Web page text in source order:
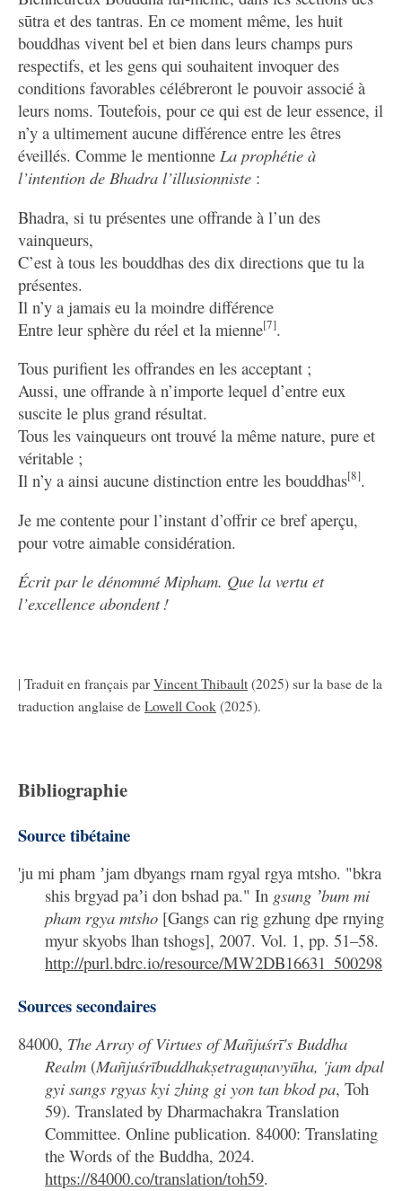
sūtra et des tantras. En ce moment même, les huit
bouddhas vivent bel et bien dans leurs champs purs
respectifs, et les gens qui souhaitent invoquer des
conditions favorables célébreront le pouvoir associé à
leurs noms. Toutefois, pour ce qui est de leur essence, il
n’y a ultimement aucune différence entre les êtres
éveillés. Comme le mentionne La prophétie à
l’intention de Bhadra l’illusionniste :
Bhadra, si tu présentes une offrande à l’un des
vainqueurs,
C’est à tous les bouddhas des dix directions que tu la
présentes.
Il n’y a jamais eu la moindre différence
Entre leur sphère du réel et la mienne[7].
Tous purifient les offrandes en les acceptant ;
Aussi, une offrande à n’importe lequel d’entre eux
suscite le plus grand résultat.
Tous les vainqueurs ont trouvé la même nature, pure et
véritable ;
Il n’y a ainsi aucune distinction entre les bouddhas[8].
Je me contente pour l’instant d’offrir ce bref aperçu,
pour votre aimable considération.
Écrit par le dénommé Mipham. Que la vertu et
l’excellence abondent !
| Traduit en français par Vincent Thibault (2025) sur la base de la
traduction anglaise de Lowell Cook (2025).
Bibliographie
Source tibétaine
'ju mi pham ʼjam dbyangs rnam rgyal rgya mtsho. "bkra
shis brgyad paʼi don bshad pa." In gsung ʼbum mi
pham rgya mtsho [Gangs can rig gzhung dpe rnying
myur skyobs lhan tshogs], 2007. Vol. 1, pp. 51–58.
http://purl.bdrc.io/resource/MW2DB16631_500298
Sources secondaires
84000, The Array of Virtues of Mañjuśrī's Buddha
Realm (Mañjuśrībuddhakṣetraguṇavyūha, 'jam dpal
gyi sangs rgyas kyi zhing gi yon tan bkod pa, Toh
59). Translated by Dharmachakra Translation
Committee. Online publication. 84000: Translating
the Words of the Buddha, 2024.
https://84000.co/translation/toh59.